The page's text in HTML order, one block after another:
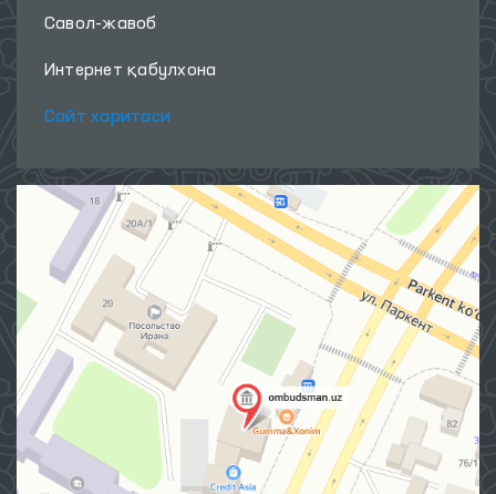
Савол-жавоб
Интернет қабулхона
Сайт харитаси